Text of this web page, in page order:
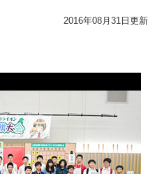
2016年08月31日更新